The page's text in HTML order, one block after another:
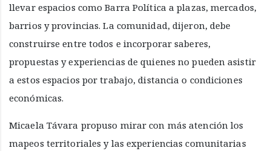
llevar espacios como Barra Política a plazas, mercados,
barrios y provincias. La comunidad, dijeron, debe
construirse entre todos e incorporar saberes,
propuestas y experiencias de quienes no pueden asistir
a estos espacios por trabajo, distancia o condiciones
económicas.
Micaela Távara propuso mirar con más atención los
mapeos territoriales y las experiencias comunitarias